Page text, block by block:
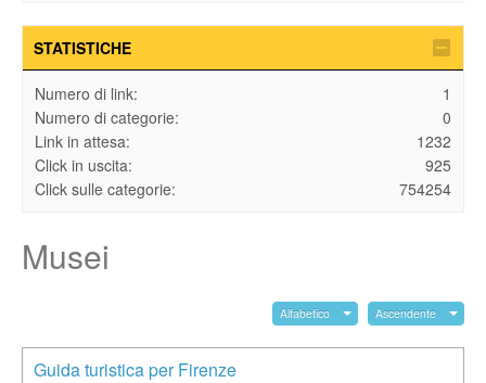
STATISTICHE
Numero di link:
1
Numero di categorie:
0
Link in attesa:
1232
Click in uscita:
925
Click sulle categorie:
754254
Musei
Alfabetico Ascendente
Guida turistica per Firenze